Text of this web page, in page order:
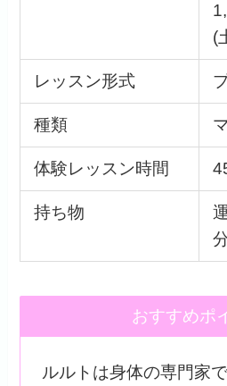
(
レッスン形式
種類
体験レッスン時間
持ち物
おすすめポ
ルルトは身体の専門家